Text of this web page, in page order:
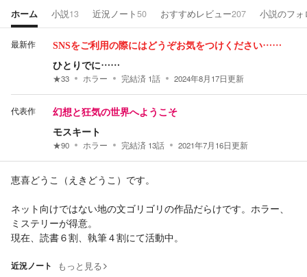
ホーム 小説13 近況ノート 50 おすすめレビュー207 小説のフォ
最新作 SNSをご利用の際にはどうぞお気をつけください……
ひとりでに……
★33 ホラー 完結済 1話 2024年8月17日更新
代表作 幻想と狂気の世界へようこそ
モスキート
★90 ホラー 完結済 13話 2021年7月16日更新
恵喜どうこ（えきどうこ）です。
ネット向けではない地の文ゴリゴリの作品だらけです。ホラー、
ミステリーが得意。
現在、読書６割、執筆４割にて活動中。
近況ノート もっと見る